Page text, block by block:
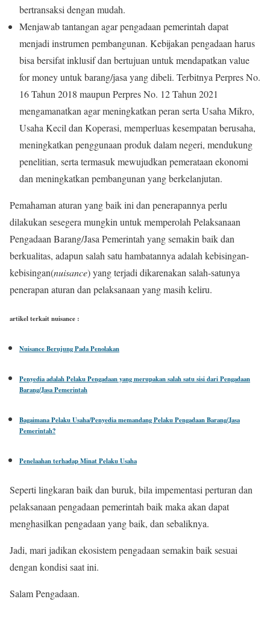
bertransaksi dengan mudah.
Menjawab tantangan agar pengadaan pemerintah dapat
menjadi instrumen pembangunan. Kebijakan pengadaan harus
bisa bersifat inklusif dan bertujuan untuk mendapatkan value
for money untuk barang/jasa yang dibeli. Terbitnya Perpres No.
16 Tahun 2018 maupun Perpres No. 12 Tahun 2021
mengamanatkan agar meningkatkan peran serta Usaha Mikro,
Usaha Kecil dan Koperasi, memperluas kesempatan berusaha,
meningkatkan penggunaan produk dalam negeri, mendukung
penelitian, serta termasuk mewujudkan pemerataan ekonomi
dan meningkatkan pembangunan yang berkelanjutan.
Pemahaman aturan yang baik ini dan penerapannya perlu
dilakukan sesegera mungkin untuk memperolah Pelaksanaan
Pengadaan Barang/Jasa Pemerintah yang semakin baik dan
berkualitas, adapun salah satu hambatannya adalah kebisingan-
kebisingan(nuisance) yang terjadi dikarenakan salah-satunya
penerapan aturan dan pelaksanaan yang masih keliru.
artikel terkait nuisance :
Nuisance Berujung Pada Penolakan
Penyedia adalah Pelaku Pengadaan yang merupakan salah satu sisi dari Pengadaan
Barang/Jasa Pemerintah
Bagaimana Pelaku Usaha/Penyedia memandang Pelaku Pengadaan Barang/Jasa
Pemerintah?
Penelaahan terhadap Minat Pelaku Usaha
Seperti lingkaran baik dan buruk, bila impementasi perturan dan
pelaksanaan pengadaan pemerintah baik maka akan dapat
menghasilkan pengadaan yang baik, dan sebaliknya.
Jadi, mari jadikan ekosistem pengadaan semakin baik sesuai
dengan kondisi saat ini.
Salam Pengadaan.